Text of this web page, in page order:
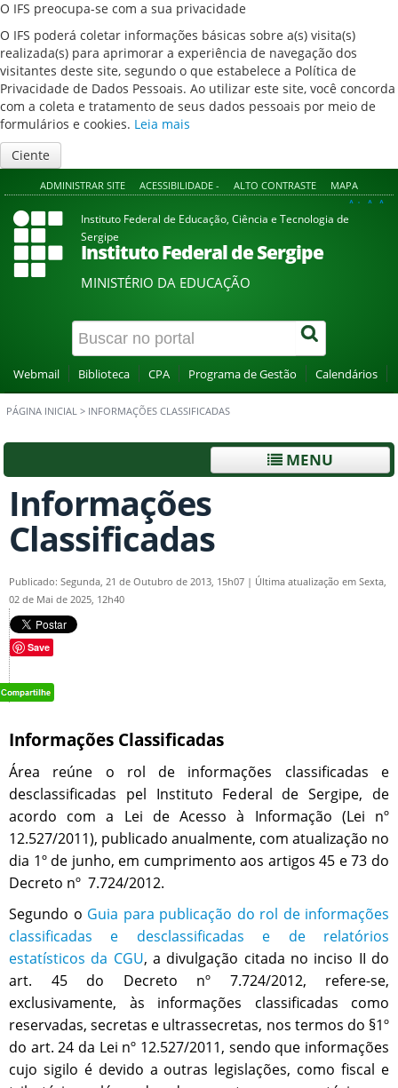
O IFS preocupa-se com a sua privacidade
O IFS poderá coletar informações básicas sobre a(s) visita(s)
realizada(s) para aprimorar a experiência de navegação dos
visitantes deste site, segundo o que estabelece a Política de
Privacidade de Dados Pessoais. Ao utilizar este site, você concorda
com a coleta e tratamento de seus dados pessoais por meio de
formulários e cookies. Leia mais
Ciente
ADMINISTRAR SITE ACESSIBILIDADE - ALTO CONTRASTE MAPA
A+ A A-
Instituto Federal de Educação, Ciência e Tecnologia de
Sergipe
Instituto Federal de Sergipe
MINISTÉRIO DA EDUCAÇÃO
Webmail Biblioteca CPA Programa de Gestão Calendários
PÁGINA INICIAL > INFORMAÇÕES CLASSIFICADAS
MENU
Informações
Classificadas
Publicado: Segunda, 21 de Outubro de 2013, 15h07 | Última atualização em Sexta,
02 de Mai de 2025, 12h40
Save
Informações Classificadas
Área reúne o rol de informações classificadas e
desclassificadas pel Instituto Federal de Sergipe, de
acordo com a Lei de Acesso à Informação (Lei nº
12.527/2011), publicado anualmente, com atualização no
dia 1º de junho, em cumprimento aos artigos 45 e 73 do
Decreto nº 7.724/2012.
Segundo o Guia para publicação do rol de informações
classificadas e desclassificadas e de relatórios
estatísticos da CGU, a divulgação citada no inciso II do
art. 45 do Decreto nº 7.724/2012, refere-se,
exclusivamente, às informações classificadas como
reservadas, secretas e ultrassecretas, nos termos do §1º
do art. 24 da Lei nº 12.527/2011, sendo que informações
cujo sigilo é devido a outras legislações, como fiscal e